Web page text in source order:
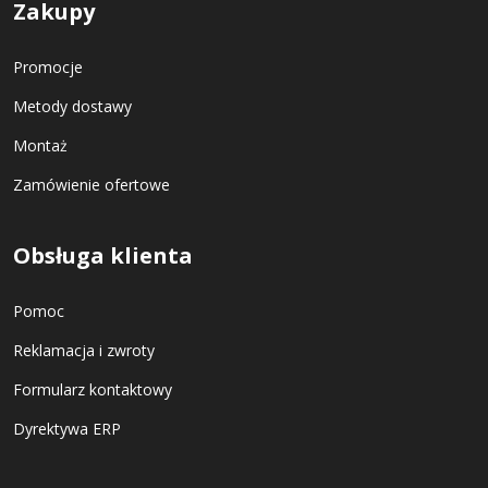
Zakupy
Promocje
Metody dostawy
Montaż
Zamówienie ofertowe
Obsługa klienta
Pomoc
Reklamacja i zwroty
Formularz kontaktowy
Dyrektywa ERP